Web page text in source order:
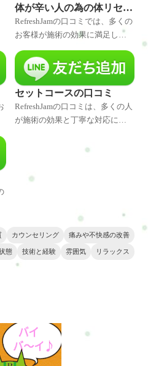
体が辛い人の為の体リセッ
トの口コミ
RefreshJamの口コミでは、多くの
お客様が施術の効果に満足して
わせられ、丁寧なカウンセリン
グや適切なアドバイスも好評で
す。痛みや不快感の原因を的確
に見極め、継続的なケアを通じ
て改善を実感できたという声も
の駐車場も利用者から好評を得
セットコースの口コミ
RefreshJamの口コミは、多くの人
が施術の効果と丁寧な対応に満
たちは、痛みや不快感が改善さ
フターケアや運動指導も的確
ています。また、隠れ家的な雰
囲気と無料の駐車場などのサー
ビスも好評です。
カウンセリング 痛みや不快感の改善
態 技術と経験 雰囲気 リラックス